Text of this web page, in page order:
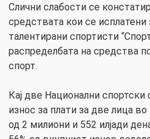
Слични слабости се
средствата кои се
талентирани спортисти
распределбата на средства
спорт.
Кај две Национални
износ за плати за две лица
од 2 милиони и 552 илјади